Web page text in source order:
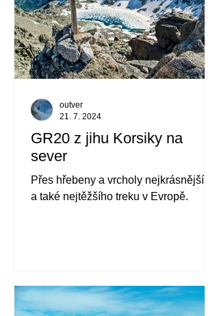
GR20 z jihu Korsiky na
sever
Přes hřebeny a vrcholy nejkrásnějšího
a také nejtěžšího treku v Evropě.
outver
21. 7. 2024